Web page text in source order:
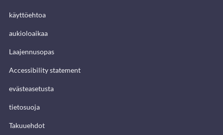
käyttöehtoa
aukioloaikaa
Laajennusopas
Accessibility statement
evästeasetusta
tietosuoja
Takuuehdot